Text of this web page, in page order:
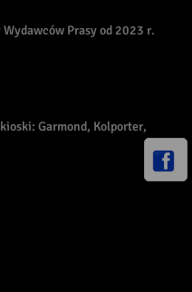
Prasy od 2023 r.
Garmond, Kolporter,